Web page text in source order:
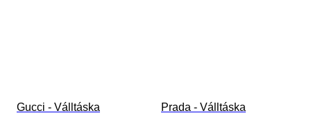
Gucci - Válltáska Prada - Válltáska